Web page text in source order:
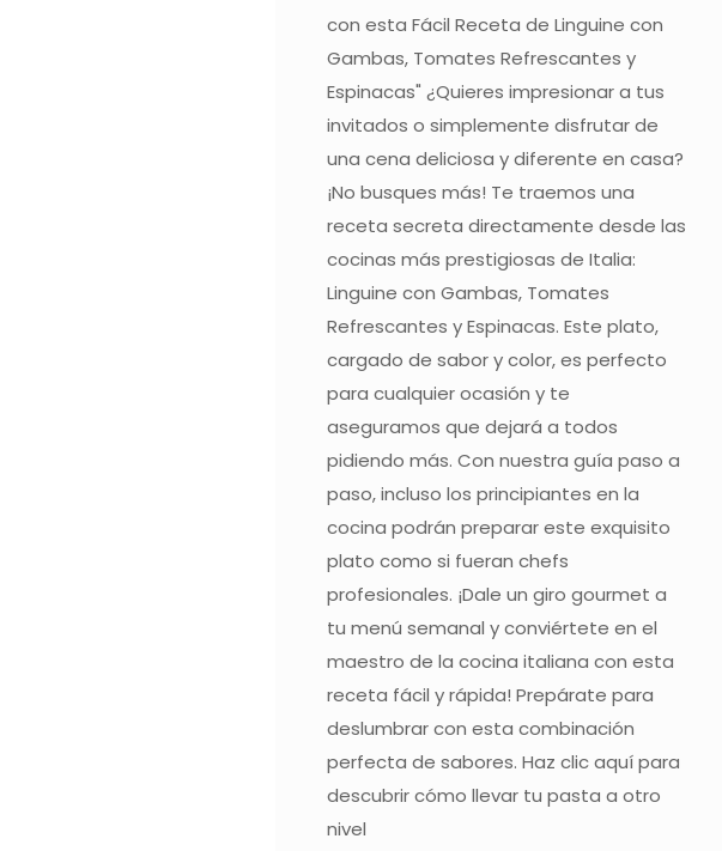
con esta Fácil Receta de Linguine con
Gambas, Tomates Refrescantes y
Espinacas" ¿Quieres impresionar a tus
invitados o simplemente disfrutar de
una cena deliciosa y diferente en casa?
¡No busques más! Te traemos una
receta secreta directamente desde las
cocinas más prestigiosas de Italia:
Linguine con Gambas, Tomates
Refrescantes y Espinacas. Este plato,
cargado de sabor y color, es perfecto
para cualquier ocasión y te
aseguramos que dejará a todos
pidiendo más. Con nuestra guía paso a
paso, incluso los principiantes en la
cocina podrán preparar este exquisito
plato como si fueran chefs
profesionales. ¡Dale un giro gourmet a
tu menú semanal y conviértete en el
maestro de la cocina italiana con esta
receta fácil y rápida! Prepárate para
deslumbrar con esta combinación
perfecta de sabores. Haz clic aquí para
descubrir cómo llevar tu pasta a otro
nivel